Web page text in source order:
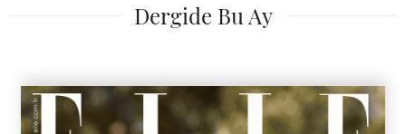
Dergide Bu Ay